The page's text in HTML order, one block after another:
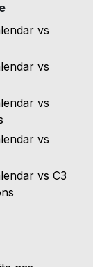
vs
vs
vs
vs
vs C3